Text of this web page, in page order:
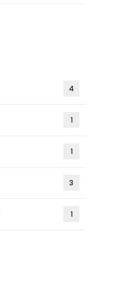
4
1
1
3
1